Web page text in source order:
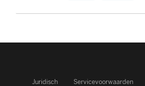
Juridisch Servicevoorwaarden